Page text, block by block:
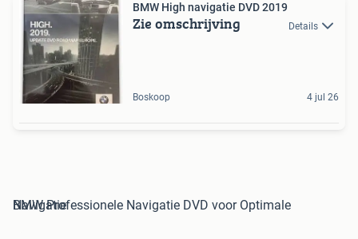
BMW High navigatie DVD 2019
Zie omschrijving Details
Boskoop 4 jul 26
BMW Professionele Navigatie DVD voor Optimale Navigatie